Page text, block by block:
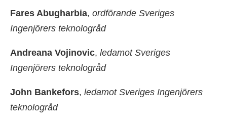
Fares Abugharbia, ordförande Sveriges
Ingenjörers teknologråd
Andreana Vojinovic, ledamot Sveriges
Ingenjörers teknologråd
John Bankefors, ledamot Sveriges Ingenjörers
teknologråd